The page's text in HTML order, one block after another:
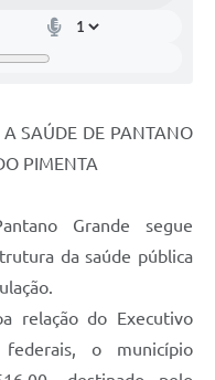
SAÚDE DE PANTANO
PIMENTA
Grande segue
da saúde pública
relação do Executivo
o município